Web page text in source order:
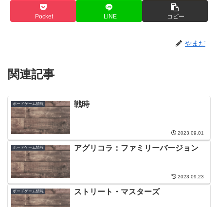
Pocket LINE コピー
やまだ
関連記事
ボードゲーム情報 戦時
2023.09.01
ボードゲーム情報 アグリコラ：ファミリーバージョン
2023.09.23
ボードゲーム情報 ストリート・マスターズ